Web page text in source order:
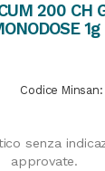
200 CH
1g
Codice Minsan:
senza
approvate.